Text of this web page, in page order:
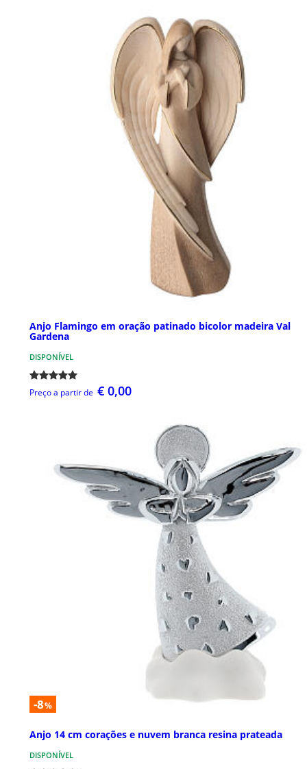
Anjo Flamingo em oração patinado bicolor madeira Val
Gardena
DISPONÍVEL
Preço a partir de € 0,00
-8%
Anjo 14 cm corações e nuvem branca resina prateada
DISPONÍVEL